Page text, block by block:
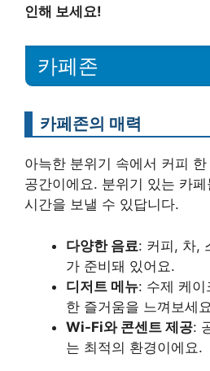
인해 보세요!
카페존
카페존의 매력
아늑한 분위기 속에서 커피
공간이에요. 분위기 있는 카
시간을 보낼 수 있답니다.
다양한 음료: 커피, 차,
가 준비돼 있어요.
디저트 메뉴: 수제 케
한 즐거움을 느껴보세
Wi-Fi와 콘센트 제공:
는 최적의 환경이에요.